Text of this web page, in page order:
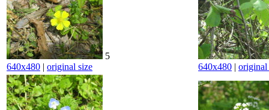
5
640x480 | original size 640x480 | original